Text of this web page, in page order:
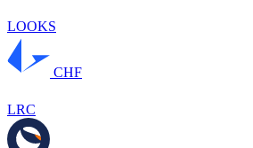
LOOKS
CHF
LRC